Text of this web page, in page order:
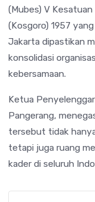
(Mubes) V
(Kosgoro) 1957
Jakarta dipastikan
konsolidasi
kebersamaan.
Ketua
Pangerang,
tersebut tidak
tetapi juga ruang
kader di seluruh